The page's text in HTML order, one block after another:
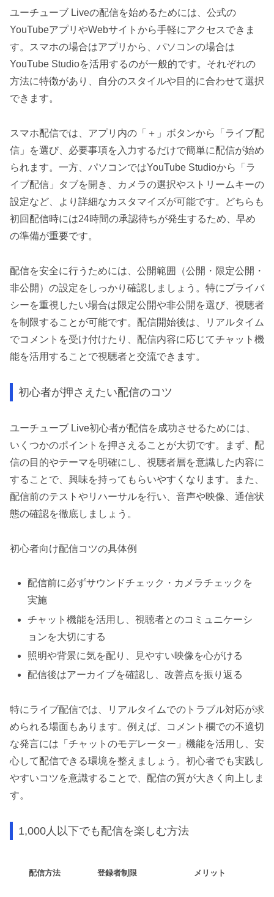
ユーチューブ Liveの配信を始めるためには、公式の
YouTubeアプリやWebサイトから手軽にアクセスできま
す。スマホの場合はアプリから、パソコンの場合は
YouTube Studioを活用するのが一般的です。それぞれの
方法に特徴があり、自分のスタイルや目的に合わせて選択
できます。
スマホ配信では、アプリ内の「＋」ボタンから「ライブ配
信」を選び、必要事項を入力するだけで簡単に配信が始め
られます。一方、パソコンではYouTube Studioから「ラ
イブ配信」タブを開き、カメラの選択やストリームキーの
設定など、より詳細なカスタマイズが可能です。どちらも
初回配信時には24時間の承認待ちが発生するため、早め
の準備が重要です。
配信を安全に行うためには、公開範囲（公開・限定公開・
非公開）の設定をしっかり確認しましょう。特にプライバ
シーを重視したい場合は限定公開や非公開を選び、視聴者
を制限することが可能です。配信開始後は、リアルタイム
でコメントを受け付けたり、配信内容に応じてチャット機
能を活用することで視聴者と交流できます。
初心者が押さえたい配信のコツ
ユーチューブ Live初心者が配信を成功させるためには、
いくつかのポイントを押さえることが大切です。まず、配
信の目的やテーマを明確にし、視聴者層を意識した内容に
することで、興味を持ってもらいやすくなります。また、
配信前のテストやリハーサルを行い、音声や映像、通信状
態の確認を徹底しましょう。
初心者向け配信コツの具体例
配信前に必ずサウンドチェック・カメラチェックを
実施
チャット機能を活用し、視聴者とのコミュニケーシ
ョンを大切にする
照明や背景に気を配り、見やすい映像を心がける
配信後はアーカイブを確認し、改善点を振り返る
特にライブ配信では、リアルタイムでのトラブル対応が求
められる場面もあります。例えば、コメント欄での不適切
な発言には「チャットのモデレーター」機能を活用し、安
心して配信できる環境を整えましょう。初心者でも実践し
やすいコツを意識することで、配信の質が大きく向上しま
す。
1,000人以下でも配信を楽しむ方法
配信方法 登録者制限 メリット